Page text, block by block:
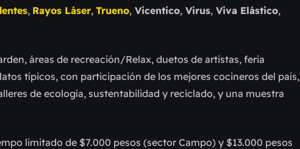
, Rayos Láser, Trueno, Vicentico, Virus, Viva Elástico,
áreas de recreación/Relax, duetos de artistas, feria
típicos, con participación de los mejores cocineros del país,
de ecología, sustentabilidad y reciclado, y una muestra
limitado de $7.000 pesos (sector Campo) y $13.000 pesos